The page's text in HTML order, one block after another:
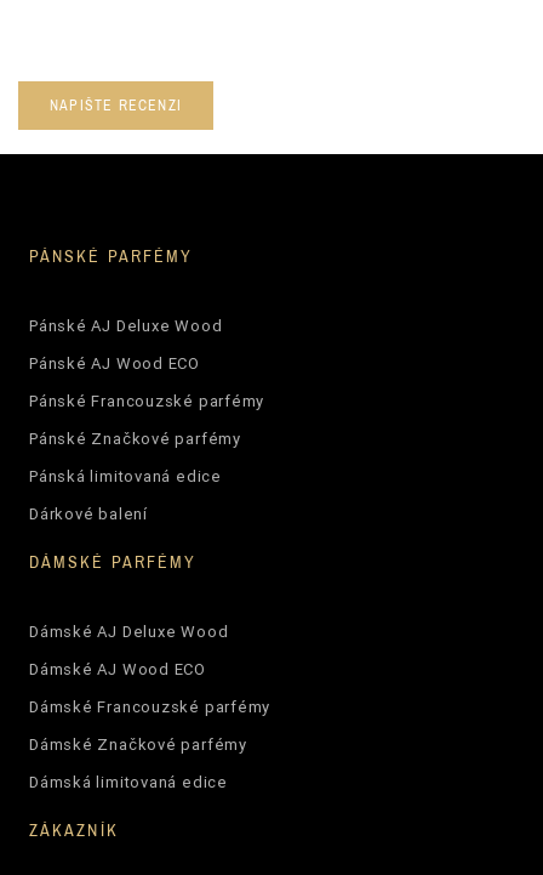
NAPIŠTE RECENZI
PÁNSKÉ PARFÉMY
Pánské AJ Deluxe Wood
Pánské AJ Wood ECO
Pánské Francouzské parfémy
Pánské Značkové parfémy
Pánská limitovaná edice
Dárkové balení
DÁMSKÉ PARFÉMY
Dámské AJ Deluxe Wood
Dámské AJ Wood ECO
Dámské Francouzské parfémy
Dámské Značkové parfémy
Dámská limitovaná edice
ZÁKAZNÍK